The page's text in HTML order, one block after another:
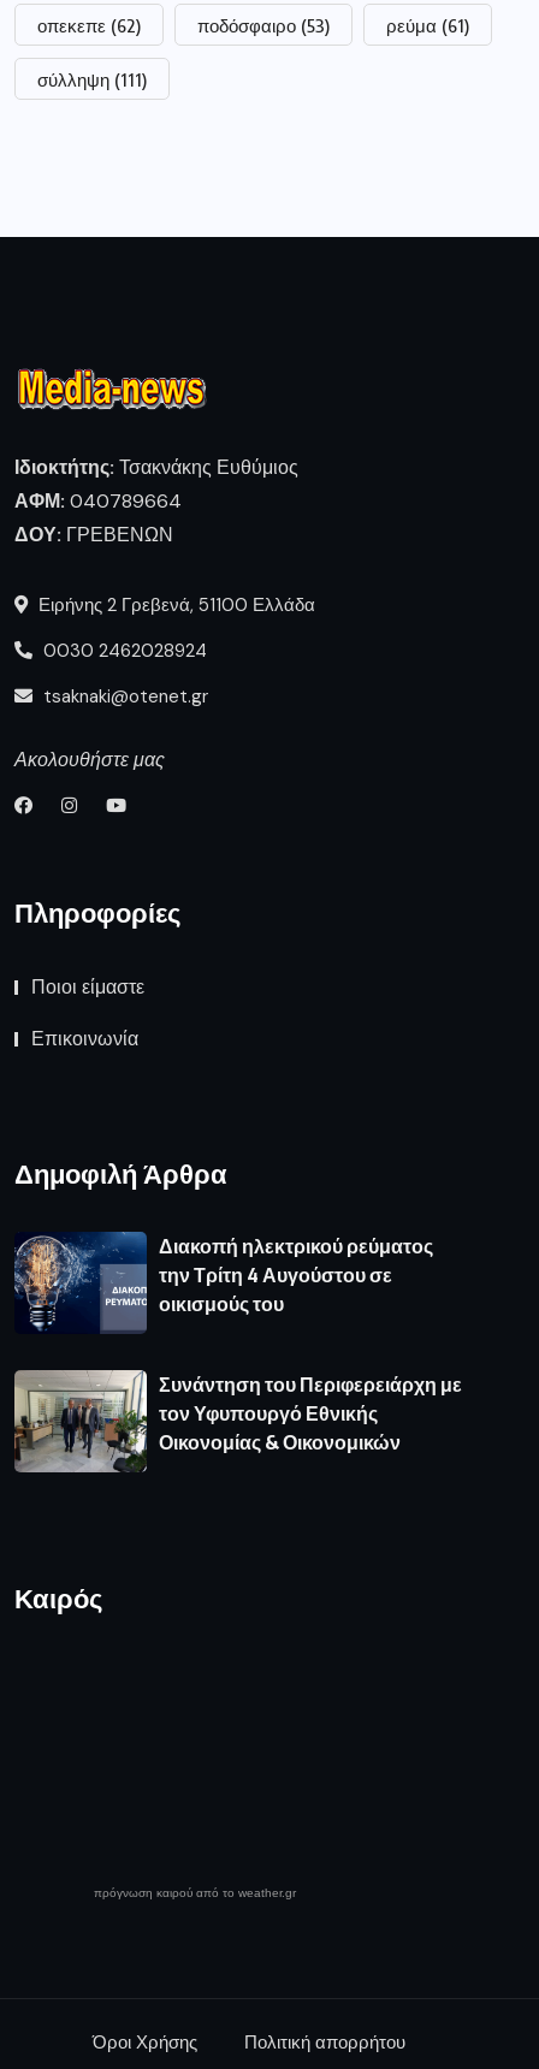
οπεκεπε (62) ποδόσφαιρο (53) ρεύμα (61)
σύλληψη (111)
Ιδιοκτήτης: Τσακνάκης Ευθύμιος
ΑΦΜ: 040789664
ΔΟΥ: ΓΡΕΒΕΝΩΝ
Ειρήνης 2 Γρεβενά, 51100 Ελλάδα
0030 2462028924
tsaknaki@otenet.gr
Ακολουθήστε μας
Πληροφορίες
Ποιοι είμαστε
Επικοινωνία
Δημοφιλή Άρθρα
Διακοπή ηλεκτρικού ρεύματος
την Τρίτη 4 Αυγούστου σε
οικισμούς του
Συνάντηση του Περιφερειάρχη με
τον Υφυπουργό Εθνικής
Οικονομίας & Οικονομικών
Καιρός
πρόγνωση καιρού από το weather.gr
Όροι Χρήσης
Πολιτική απορρήτου